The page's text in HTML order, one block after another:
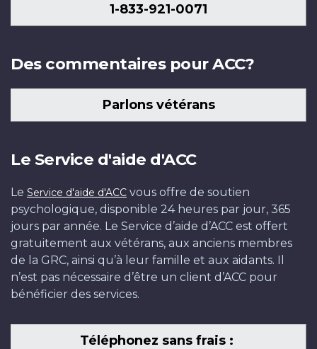
1-833-921-0071
Des commentaires pour ACC?
Parlons vétérans
Le Service d'aide d'ACC
Le Service d'aide d'ACC vous offre de soutien
psychologique, disponible 24 heures par jour, 365
jours par année. Le Service d’aide d’ACC est offert
gratuitement aux vétérans, aux anciens membres
de la GRC, ainsi qu’à leur famille et aux aidants. Il
n’est pas nécessaire d’être un client d’ACC pour
bénéficier des services.
Téléphonez sans frais :